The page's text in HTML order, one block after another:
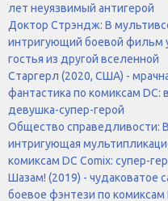
лет неуязвимый антигерой
Доктор Стрэндж: В
интригующий боевой фильм
гостья из другой вселенной
Старгерл (2020, США) -
фантастика по комиксам
девушка-супер-герой
Общество справедливости:
интригующая
комиксам DC Comix: супер-
Шазам! (2019) - чудаковатое
боевое фэнтези по комиксам